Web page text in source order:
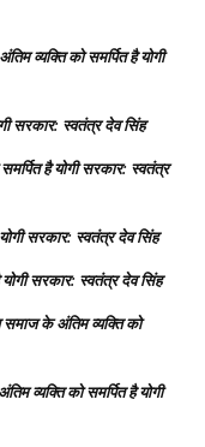
व्यक्ति को समर्पित है योगी
सरकार: स्वतंत्र देव सिंह
है योगी सरकार: स्वतंत्र
सरकार: स्वतंत्र देव सिंह
सरकार: स्वतंत्र देव सिंह
समाज के अंतिम व्यक्ति को
व्यक्ति को समर्पित है योगी